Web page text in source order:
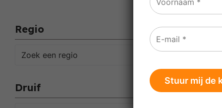
Regio
Zoek een regio
Druif